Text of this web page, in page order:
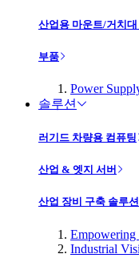
산업용 마운트/거치
부품
Power
솔루션
러기드 차량용 컴퓨팅
산업 & 엣지 서버
산업 장비 구축 솔루션
Empowering
Industrial